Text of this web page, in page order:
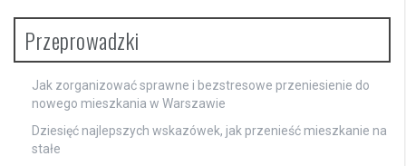
Przeprowadzki
Jak zorganizować sprawne i bezstresowe przeniesienie do
nowego mieszkania w Warszawie
Dziesięć najlepszych wskazówek, jak przenieść mieszkanie na
stałe